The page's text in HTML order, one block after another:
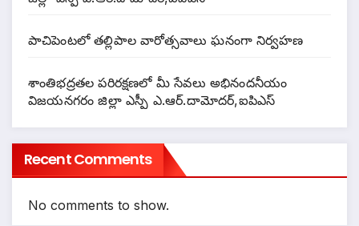
పాచిపెంటలో తల్లిపాల వారోత్సవాలు ఘనంగా నిర్వహణ
శాంతిభద్రతల పరిరక్షణలో మీ సేవలు అభినందనీయం
విజయనగరం జిల్లా ఎస్పీ ఎ.ఆర్.దామోదర్,ఐపిఎస్
Recent Comments
No comments to show.